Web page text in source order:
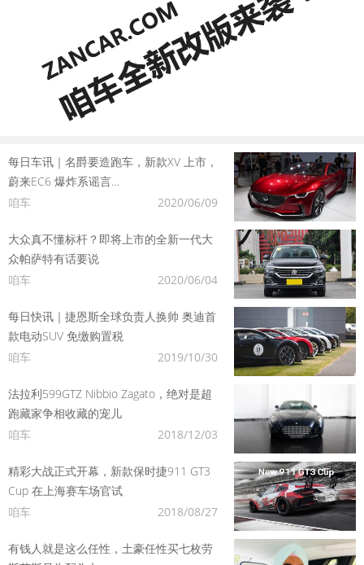
每日车讯｜名爵要造跑车，新款XV 上市，
蔚来EC6 爆炸系谣言…
咱车
2020/06/09
大众真不懂标杆？即将上市的全新一代大
众帕萨特有话要说
咱车
2020/06/04
每日快讯｜捷恩斯全球负责人换帅 奥迪首
款电动SUV 免缴购置税
咱车
2019/10/30
法拉利599GTZ Nibbio Zagato，绝对是超
跑藏家争相收藏的宠儿
咱车
2018/12/03
精彩大战正式开幕，新款保时捷911 GT3
Cup 在上海赛车场官试
咱车
2018/08/27
有钱人就是这么任性，土豪任性买七枚劳